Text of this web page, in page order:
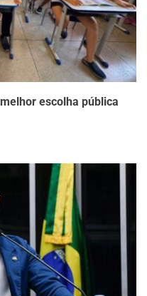
escolha pública